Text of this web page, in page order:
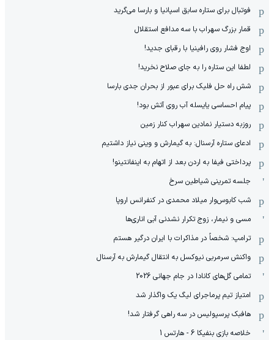
فوتبال برای ستاره سابق اسپانیا و بارسا می‌گرید
قمار بزرگ سهراب با سه مدافع استقلال
اوج فشار روی رافینیا با رقبای جدید!
لطفا این ستاره را به جای صلاح نخرید!
شش راه حل فلیک برای عبور از بحران جدی بارسا
پیام احساسی یایسله آب روی آتش بود!
روزبه دستیار نمادین سهراب کنار زمین
ادعای ستاره آرسنال: به گیمارش و وینی نیاز داشتیم
پرداختی فیفا به اردن بعد از اتهام به اینفانتینو!
جلسه تمرینی شیاطین سرخ
شب کابوس‌وار میلاد محمدی در کنفرانس اروپا
مسی و نیمار، زوج تکرار نشدنی آبی اناری‌ها
ترامپ: شخصاً در مذاکرات با ایران درگیر هستم
واکنش سرمربی نیوکسل به انتقال گیمارش به آرسنال
تمامی گل‌های کانادا در جام جهانی 2026
امتیاز تیم پرماجرای لیگ یک واگذار شد
هافبک پرسپولیس در سه راهی گرفتار شد!
خلاصه بازی بنفیکا 6 - هارتس 1